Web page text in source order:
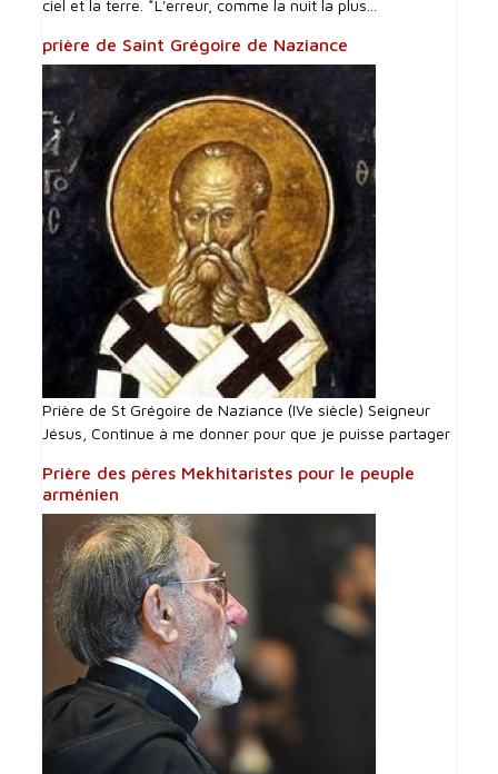
ciel et la terre. *L'erreur, comme la nuit la plus...
prière de Saint Grégoire de Naziance
Prière de St Grégoire de Naziance (IVe siècle) Seigneur
Jésus, Continue à me donner pour que je puisse partager
Prière des pères Mekhitaristes pour le peuple
arménien